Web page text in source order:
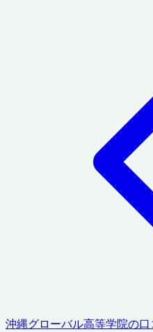
沖縄グローバル高等学院の口